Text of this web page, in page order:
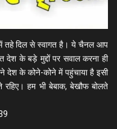
तहे दिल से स्वागत है। ये चैनल आप
देश के बड़े मुद्दों पर सवाल करना ही
देश के कोने-कोने में पहुंचाया है इसी
रहिए। हम भी बेबाक, बेखौफ बोलते